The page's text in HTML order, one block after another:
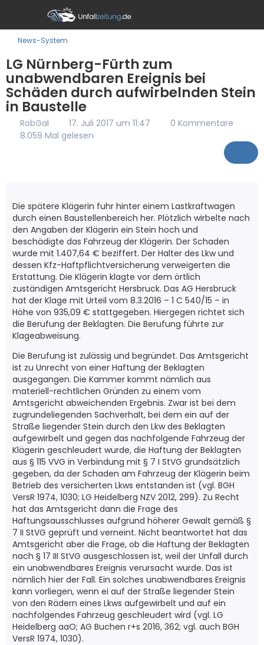
News-System
LG Nürnberg-Fürth zum
unabwendbaren Ereignis bei
Schäden durch aufwirbelnden Stein
in Baustelle
RobGal 17. Juli 2017 um 11:47
0 Kommentare
8.059 Mal gelesen
Die spätere Klägerin fuhr hinter einem Lastkraftwagen
durch einen Baustellenbereich her. Plötzlich wirbelte nach
den Angaben der Klägerin ein Stein hoch und
beschädigte das Fahrzeug der Klägerin. Der Schaden
wurde mit 1.407,64 € beziffert. Der Halter des Lkw und
dessen Kfz-Haftpflichtversicherung verweigerten die
Erstattung. Die Klägerin klagte vor dem örtlich
zuständigen Amtsgericht Hersbruck. Das AG Hersbruck
hat der Klage mit Urteil vom 8.3.2016 – 1 C 540/15 – in
Höhe von 935,09 € stattgegeben. Hiergegen richtet sich
die Berufung der Beklagten. Die Berufung führte zur
Klageabweisung.
Die Berufung ist zulässig und begründet. Das Amtsgericht
ist zu Unrecht von einer Haftung der Beklagten
ausgegangen. Die Kammer kommt nämlich aus
materiell-rechtlichen Gründen zu einem vom
Amtsgericht abweichenden Ergebnis. Zwar ist bei dem
zugrundeliegenden Sachverhalt, bei dem ein auf der
Straße liegender Stein durch den Lkw des Beklagten
aufgewirbelt und gegen das nachfolgende Fahrzeug der
Klägerin geschleudert wurde, die Haftung der Beklagten
aus § 115 VVG in Verbindung mit § 7 I StVG grundsätzlich
gegeben, da der Schaden am Fahrzeug der Klägerin beim
Betrieb des versicherten Lkws entstanden ist (vgl. BGH
VersR 1974, 1030; LG Heidelberg NZV 2012, 299). Zu Recht
hat das Amtsgericht dann die Frage des
Haftungsausschlusses aufgrund höherer Gewalt gemäß §
7 II StVG geprüft und verneint. Nicht beantwortet hat das
Amtsgericht aber die Frage, ob die Haftung der Beklagten
nach § 17 III StVG ausgeschlossen ist, weil der Unfall durch
ein unabwendbares Ereignis verursacht wurde. Das ist
nämlich hier der Fall. Ein solches unabwendbares Ereignis
kann vorliegen, wenn ei auf der Straße liegender Stein
von den Rädern eines Lkws aufgewirbelt und auf ein
nachfolgendes Fahrzeug geschleudert wird (vgl. LG
Heidelberg aaO; AG Buchen r+s 2016, 362; vgl. auch BGH
VersR 1974, 1030).